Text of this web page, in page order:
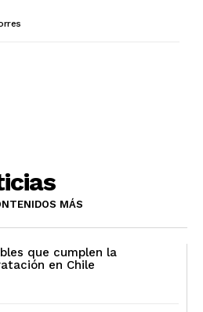
MÁS
que cumplen la
en Chile